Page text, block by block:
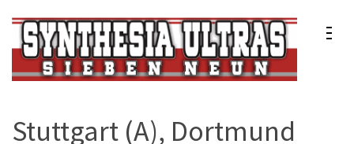
springen
(Enter
Stuttgart (A), Dortmund